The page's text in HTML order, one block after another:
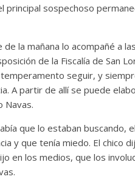
principal sospechoso
la mañana lo acompañé a
de la Fiscalía de San
seguir, y
A partir de allí se puede
Navas.
que lo estaban buscando,
y que tenía miedo. El chico
en los medios, que los